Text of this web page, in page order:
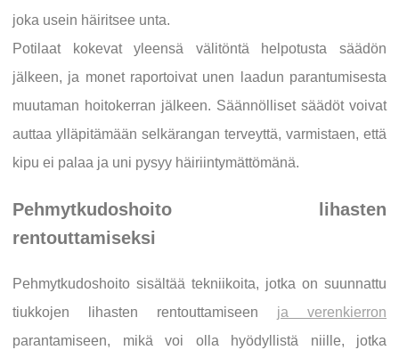
joka usein häiritsee unta.
Potilaat kokevat yleensä välitöntä helpotusta säädön
jälkeen, ja monet raportoivat unen laadun parantumisesta
muutaman hoitokerran jälkeen. Säännölliset säädöt voivat
auttaa ylläpitämään selkärangan terveyttä, varmistaen, että
kipu ei palaa ja uni pysyy häiriintymättömänä.
Pehmytkudoshoito lihasten
rentouttamiseksi
Pehmytkudoshoito sisältää tekniikoita, jotka on suunnattu
tiukkojen lihasten rentouttamiseen ja verenkierron
parantamiseen, mikä voi olla hyödyllistä niille, jotka